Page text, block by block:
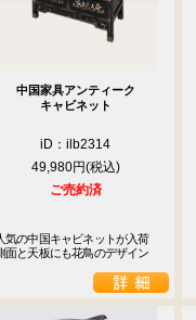
中国家具アンティーク
キャビネット
iD：ilb2314
49,980円
ご売約済
気の中国キャビネットが入荷
面と天板にも花鳥のデザイン